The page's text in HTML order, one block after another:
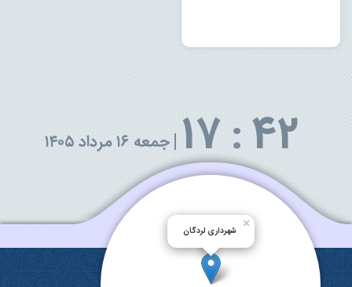
17:43
|جمعه ۱۶ مرداد ۱۴۰۵
شهرداری لردگان
×